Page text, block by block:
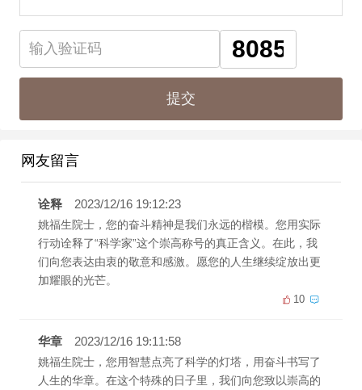
网友留言
诠释 2023/12/16 19:12:23
姚福生院士，您的奋斗精神是我们永远的楷模。您用实际
行动诠释了“科学家”这个崇高称号的真正含义。在此，我
们向您表达由衷的敬意和感激。愿您的人生继续绽放出更
加耀眼的光芒。
10
华章 2023/12/16 19:11:58
姚福生院士，您用智慧点亮了科学的灯塔，用奋斗书写了
人生的华章。在这个特殊的日子里，我们向您致以崇高的